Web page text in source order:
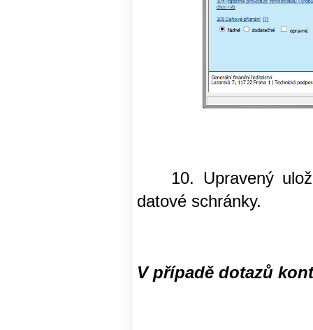
10. Upravený
datové schránky.
V případě dotazů